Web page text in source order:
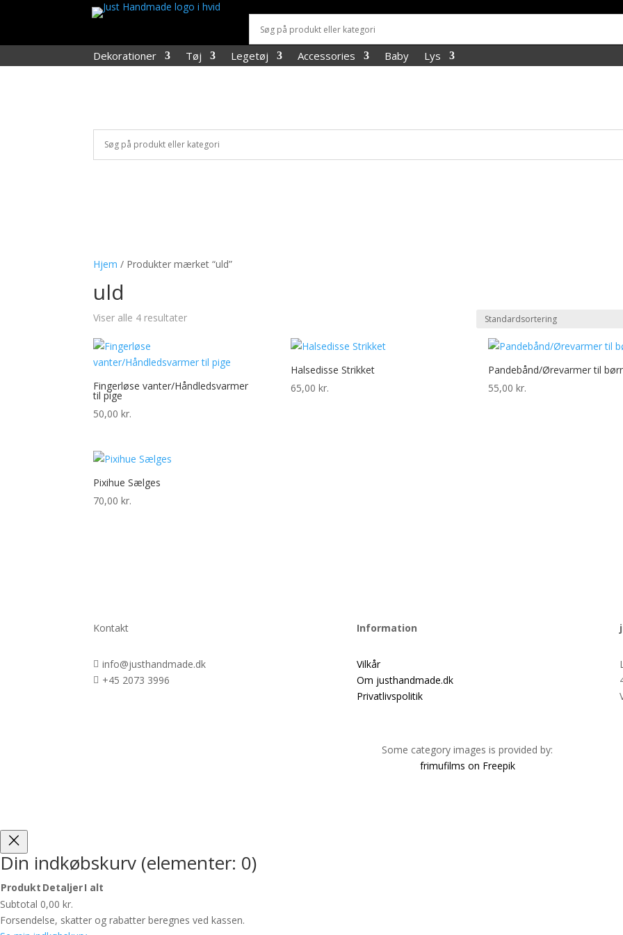
Dekorationer Tøj Legetøj Accessories Baby Lys
Hjem / Produkter mærket “uld”
uld
Viser alle 4 resultater
Fingerløse vanter/Håndledsvarmer
til pige
50,00kr.
Halsedisse Strikket
65,00 kr.
Pandebånd/Ørevarmer til
55,00 kr.
Pixihue Sælges
70,00kr.
Kontakt
 info@justhandmade.dk
 +45 2073 3996
Information
Vilkår
Om justhandmade.dk
Privatlivspolitik
Some category images is provided by:
frimufilms on Freepik
Din indkøbskurv (elementer: 0)
Produkter
i
Produkt DetaljerI alt
Subtotal 0,00 kr.
Forsendelse, skatter og rabatter beregnes ved kassen.